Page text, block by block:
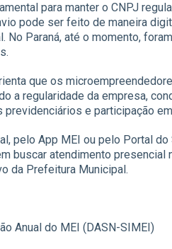
para manter o CNPJ
pode ser feito de maneira
No Paraná, até o momento,
que os
a regularidade da empresa,
e participação
pelo App MEI ou pelo Portal
buscar atendimento
da Prefeitura Municipal.
Anual do MEI (DASN-SIMEI)